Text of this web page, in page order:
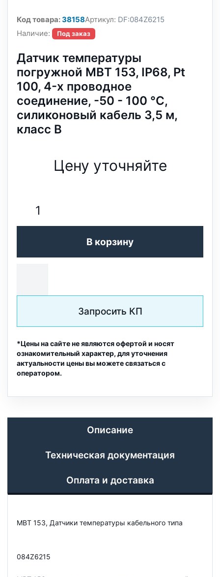
Код товара:38158Артикул: DF:084Z6215
Наличие:
Под заказ
Датчик температуры
погружной MBT 153, IP68, Pt
100, 4-х проводное
соединение, -50 - 100 °C,
силиконовый кабель 3,5 м,
класс В
Цену уточняйте
В корзину
Запросить КП
*Цены на сайте не являются офертой и носят
ознакомительный характер, для уточнения
актуальности цены вы можете связаться с
оператором.
Описание
Техническая документация
Оплата и доставка
MBT 153, Датчики температуры кабельного типа
084Z6215